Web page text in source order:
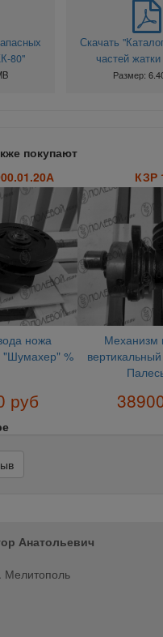
80"
Скачать
частей
Размер:
покупают
ножа
"Шумахер" %
руб
КЗР
Механизм
Анатольевич
Мелитополь